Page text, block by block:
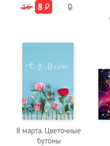
16 8 ₽ 🔒
8 марта. Цветочные
бутоны